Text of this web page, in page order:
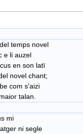
temps novel
e li auzel
​en son latï
novel chant;
com s'aizi
talan.
mi
ni segle